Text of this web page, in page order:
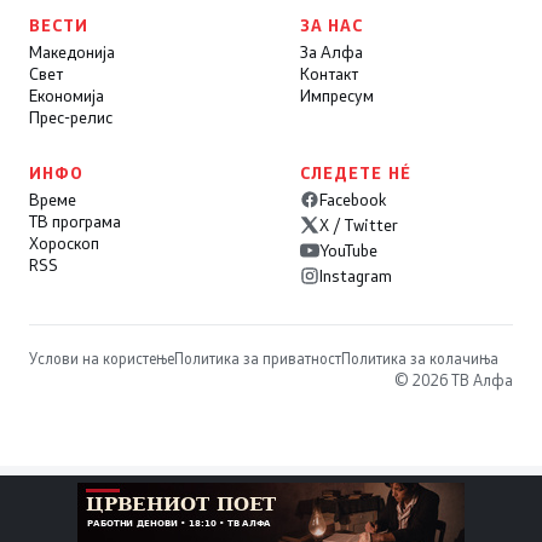
ВЕСТИ
Македонија
Свет
Економија
Прес-релис
ЗА НАС
За Алфа
Контакт
Импресум
ИНФО
Време
ТВ програма
Хороскоп
RSS
СЛЕДЕТЕ НÉ
Facebook
X / Twitter
YouTube
Instagram
Услови на користењеПолитика за приватностПолитика за колачиња
© 2026 ТВ Алфа